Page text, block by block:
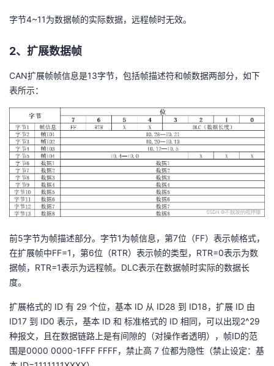
程
认
的
验
我
收
藏
持
建
议
字节4~11为数据帧的实际数据，远程帧时无效。
2、扩展数据帧
CAN扩展帧帧信息是13字节，包括帧描述符和帧数据两部分，如下
表所示：
前5字节为帧描述部分。字节1为帧信息，第7位（FF）表示帧格式，
在扩展帧中FF=1，第6位（RTR）表示帧的类型，RTR=0表示为数
据帧，RTR=1表示为远程帧。DLC表示在数据帧时实际的数据长
度。
扩展格式的 ID 有 29 个位，基本 ID 从 ID28 到 ID18，扩展 ID 由
ID17 到 ID0 表示，基本 ID 和 标准格式的 ID 相同，可以出现2^29
种报文，且在数据链路上是有间隙的（对操作者透明），帧ID的范
围是0000 0000-1FFF FFFF，禁止高 7 位都为隐性（禁止设定：基